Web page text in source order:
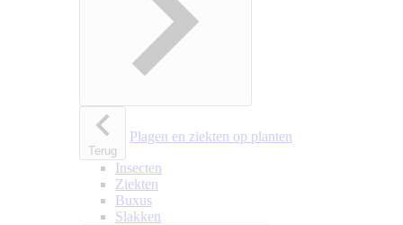
Terug
Plagen en ziekten op planten
Insecten
Ziekten
Buxus
Slakken